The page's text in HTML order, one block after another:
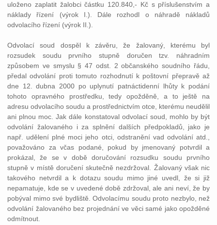
uloženo zaplatit žalobci částku 120.840,- Kč s příslušenstvím a
náklady řízení (výrok I.). Dále rozhodl o náhradě nákladů
odvolacího řízení (výrok II.).
Odvolací soud dospěl k závěru, že žalovaný, kterému byl
rozsudek soudu prvního stupně doručen tzv. náhradním
způsobem ve smyslu § 47 odst. 2 občanského soudního řádu,
předal odvolání proti tomuto rozhodnutí k poštovní přepravě až
dne 12. dubna 2000 po uplynutí patnáctidenní lhůty k podání
tohoto opravného prostředku, tedy opožděně, a to ještě na
adresu odvolacího soudu a prostřednictvím otce, kterému neudělil
ani plnou moc. Jak dále konstatoval odvolací soud, mohlo by být
odvolání žalovaného i za splnění dalších předpokladů, jako je
např. udělení plné moci jeho otci, odstranění vad odvolání atd.,
považováno za včas podané, pokud by jmenovaný potvrdil a
prokázal, že se v době doručování rozsudku soudu prvního
stupně v místě doručení skutečně nezdržoval. Žalovaný však nic
takového netvrdil a k dotazu soudu mimo jiné uvedl, že si již
nepamatuje, kde se v uvedené době zdržoval, ale ani neví, že by
pobýval mimo své bydliště. Odvolacímu soudu proto nezbylo, než
odvolání žalovaného bez projednání ve věci samé jako opožděné
odmítnout.